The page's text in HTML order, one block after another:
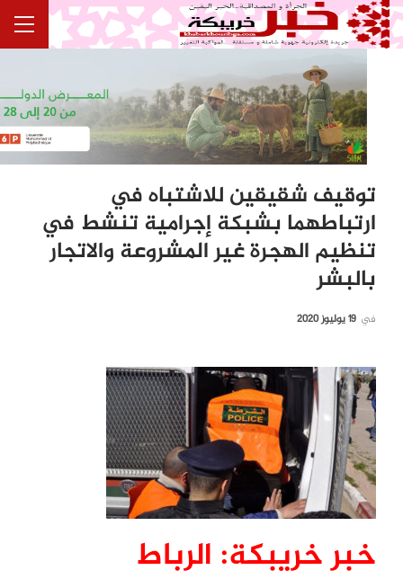
توقيف شقيقين للاشتباه في
ارتباطهما بشبكة إجرامية تنشط في
تنظيم الهجرة غير المشروعة والاتجار
بالبشر
في 19 يوليوز 2020
خبر خريبكة: الرباط